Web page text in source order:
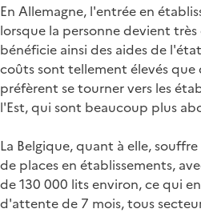
En Allemagne, l'entrée en
lorsque la personne devient
bénéficie ainsi des aides de
coûts sont tellement élevés
préfèrent se tourner vers les
l'Est, qui sont beaucoup plus
La Belgique, quant à elle,
de places en établissements,
de 130 000 lits environ, ce qui
d'attente de 7 mois, tous